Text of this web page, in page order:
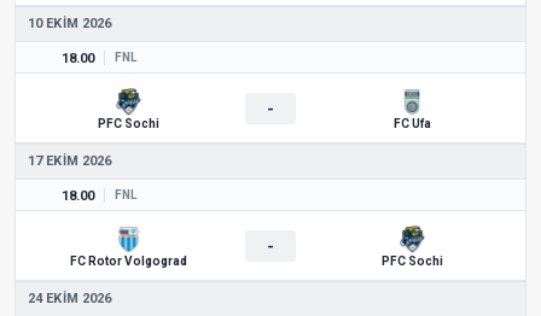
10 EKIM 2026
18.00 FNL
PFC Sochi
-
FC Ufa
17 EKIM 2026
18.00 FNL
FC Rotor Volgograd
-
PFC Sochi
24 EKIM 2026